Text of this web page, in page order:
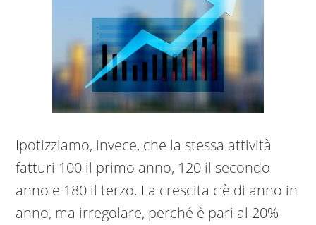
Ipotizziamo, invece, che la stessa attività
fatturi 100 il primo anno, 120 il secondo
anno e 180 il terzo. La crescita c’è di anno in
anno, ma irregolare, perché è pari al 20%